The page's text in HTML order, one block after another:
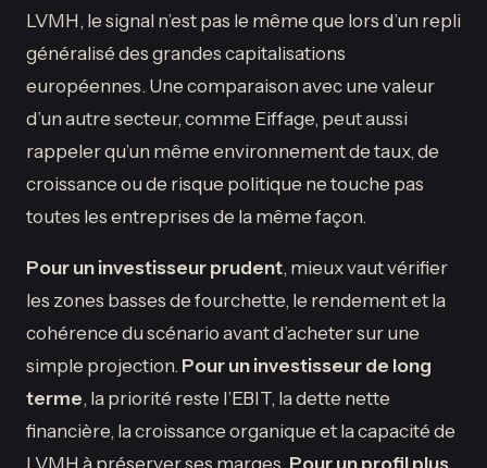
LVMH, le signal n’est pas le même que lors d’un repli
généralisé des grandes capitalisations
européennes. Une comparaison avec une valeur
d’un autre secteur, comme Eiffage, peut aussi
rappeler qu’un même environnement de taux, de
croissance ou de risque politique ne touche pas
toutes les entreprises de la même façon.
Pour un investisseur prudent, mieux vaut vérifier
les zones basses de fourchette, le rendement et la
cohérence du scénario avant d’acheter sur une
simple projection. Pour un investisseur de long
terme, la priorité reste l’EBIT, la dette nette
financière, la croissance organique et la capacité de
LVMH à préserver ses marges. Pour un profil plus